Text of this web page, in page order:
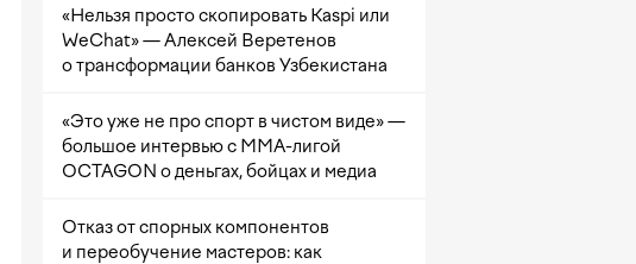
«Нельзя просто скопировать Kaspi или
WeChat» — Алексей Веретенов
о трансформации банков Узбекистана
«Это уже не про спорт в чистом виде» —
большое интервью с ММА-лигой
OCTAGON о деньгах, бойцах и медиа
Отказ от спорных компонентов
и переобучение мастеров: как